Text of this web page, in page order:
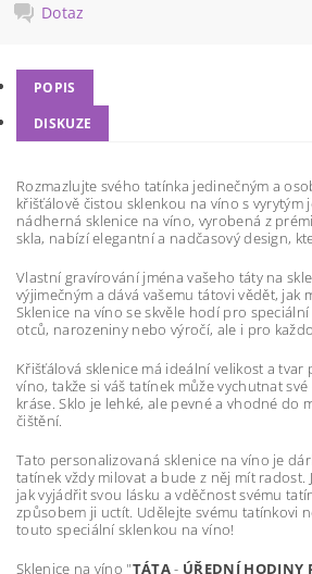
Dotaz
POPIS
DISKUZE
Rozmazlujte svého tatínka jedinečným a
křišťálově čistou sklenkou na víno s vyrytým
nádherná sklenice na víno, vyrobená z
skla, nabízí elegantní a nadčasový design,
Vlastní gravírování jména vašeho táty na
výjimečným a dává vašemu tátovi vědět, jak
Sklenice na víno se skvěle hodí pro
otců, narozeniny nebo výročí, ale i pro
Křišťálová sklenice má ideální velikost a
víno, takže si váš tatínek může vychutnat
kráse. Sklo je lehké, ale pevné a vhodné do
čištění.
Tato personalizovaná sklenice na víno je
tatínek vždy milovat a bude z něj mít radost.
jak vyjádřit svou lásku a vděčnost svému
způsobem ji uctít. Udělejte svému tatínkovi
touto speciální sklenkou na víno!
Sklenice na víno "TÁTA- ÚŘEDNÍ HODINY